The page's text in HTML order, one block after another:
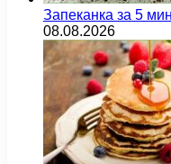
Запеканка за 5
08.08.2026